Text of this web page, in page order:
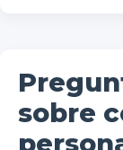
sobre